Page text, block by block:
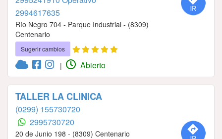
2994617635
Río Negro 704 - Parque Industrial - (8309)
Centenario
Sugerir cambios
| Abierto
TALLER LA CLINICA
(0299) 155730720
2995730720
20 de Junio 198 - (8309) Centenario